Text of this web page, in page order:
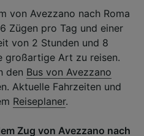
von Avezzano nach Roma
Zügen pro Tag und einer
von 2 Stunden und 8
großartige Art zu reisen.
den Bus von Avezzano
Aktuelle Fahrzeiten und
Reiseplaner.
Zug von Avezzano nach